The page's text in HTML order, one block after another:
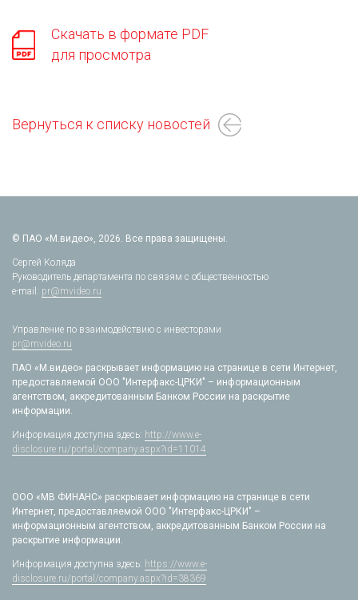
Скачать в формате PDF
для просмотра
Вернуться к списку новостей
© ПАО «М.видео», 2026. Все права защищены.
Сергей Коляда
Руководитель департамента по связям с общественностью
e-mail: pr@mvideo.ru
Управление по взаимодействию с инвесторами
pr@mvideo.ru
ПАО «М.видео» раскрывает информацию на странице в сети Интернет,
предоставляемой ООО "Интерфакс-ЦРКИ" – информационным
агентством, аккредитованным Банком России на раскрытие
информации.
Информация доступна здесь: http://www.e-
disclosure.ru/portal/company.aspx?id=11014
ООО «МВ ФИНАНС» раскрывает информацию на странице в сети
Интернет, предоставляемой ООО "Интерфакс-ЦРКИ" –
информационным агентством, аккредитованным Банком России на
раскрытие информации.
Информация доступна здесь: https://www.e-
disclosure.ru/portal/company.aspx?id=38369